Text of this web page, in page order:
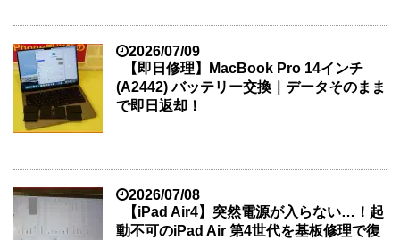
2026/07/09
【即日修理】MacBook Pro 14インチ
(A2442) バッテリー交換｜データそのまま
で即日返却！
2026/07/08
【iPad Air4】突然電源が入らない…！起
動不可のiPad Air 第4世代を基板修理で復